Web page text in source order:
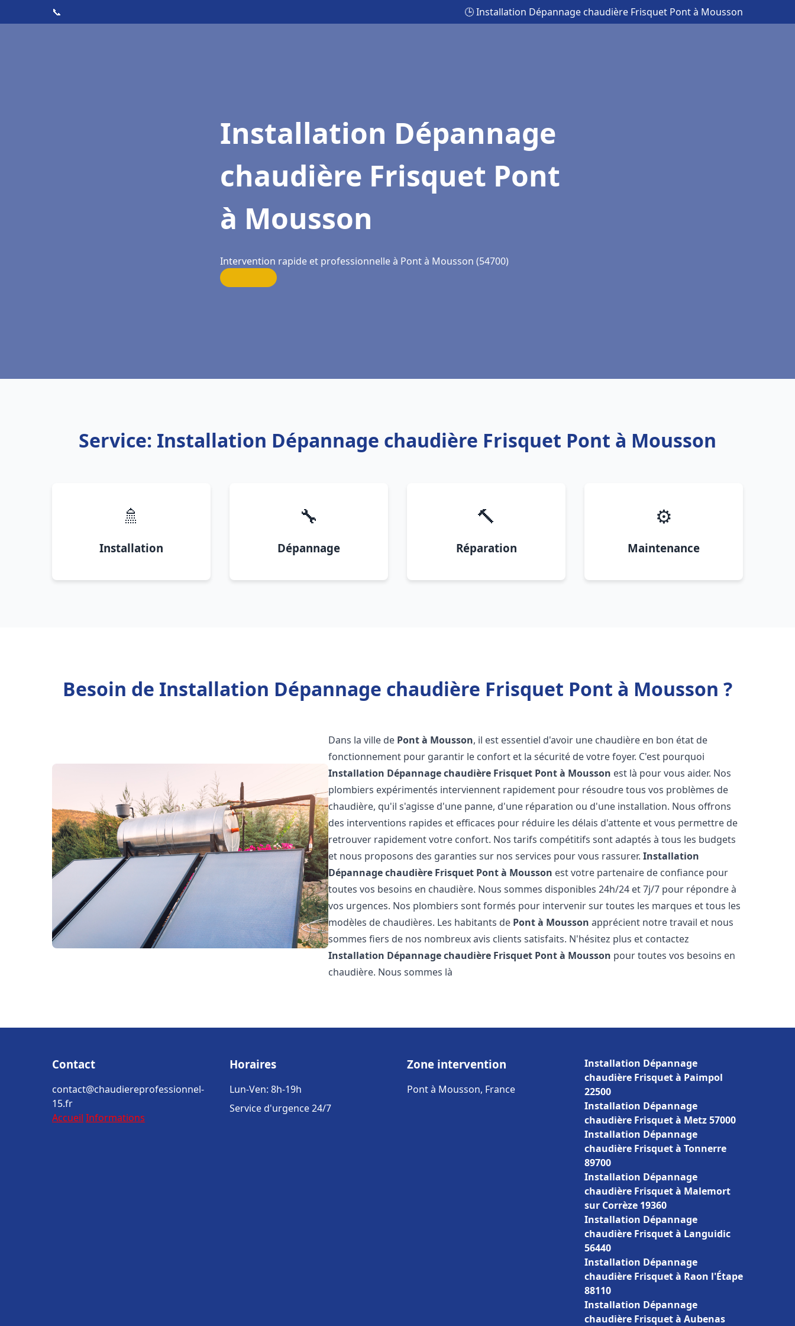
📞 🕒 Installation Dépannage chaudière Frisquet Pont à Mousson
Installation Dépannage
chaudière Frisquet Pont
à Mousson
Intervention rapide et professionnelle à Pont à Mousson (54700)
Service: Installation Dépannage chaudière Frisquet Pont à Mousson
🚿
Installation
🔧
Dépannage
🔨
Réparation
⚙️
Maintenance
Besoin de Installation Dépannage chaudière Frisquet Pont à Mousson ?
Dans la ville de Pont à Mousson, il est essentiel d'avoir une chaudière en bon état de
fonctionnement pour garantir le confort et la sécurité de votre foyer. C'est pourquoi
Installation Dépannage chaudière Frisquet Pont à Mousson est là pour vous aider. Nos
plombiers expérimentés interviennent rapidement pour résoudre tous vos problèmes de
chaudière, qu'il s'agisse d'une panne, d'une réparation ou d'une installation. Nous offrons
des interventions rapides et efficaces pour réduire les délais d'attente et vous permettre de
retrouver rapidement votre confort. Nos tarifs compétitifs sont adaptés à tous les budgets
et nous proposons des garanties sur nos services pour vous rassurer.Installation
Dépannage chaudière Frisquet Pont à Mousson est votre partenaire de confiance pour
toutes vos besoins en chaudière. Nous sommes disponibles 24h/24 et 7j/7 pour répondre à
vos urgences. Nos plombiers sont formés pour intervenir sur toutes les marques et tous les
modèles de chaudières. Les habitants de Pont à Mousson apprécient notre travail et nous
sommes fiers de nos nombreux avis clients satisfaits. N'hésitez plus et contactez
Installation Dépannage chaudière Frisquet Pont à Mousson pour toutes vos besoins en
chaudière. Nous sommes là
Contact
contact@chaudiereprofessionnel-
15.fr
Accueil Informations
Horaires
Lun-Ven: 8h-19h
Service d'urgence 24/7
Zone intervention
Pont à Mousson, France
Installation Dépannage
chaudière Frisquet à Paimpol
22500
Installation Dépannage
chaudière Frisquet à Metz 57000
Installation Dépannage
chaudière Frisquet à Tonnerre
89700
Installation Dépannage
chaudière Frisquet à Malemort
sur Corrèze 19360
Installation Dépannage
chaudière Frisquet à Languidic
56440
Installation Dépannage
chaudière Frisquet à Raon l'Étape
88110
Installation Dépannage
chaudière Frisquet à Aubenas